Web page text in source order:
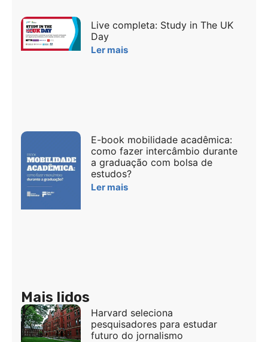
Live completa: Study in The UK
Day
Ler mais
E-book mobilidade acadêmica:
como fazer intercâmbio durante
a graduação com bolsa de
estudos?
Ler mais
Mais lidos
Harvard seleciona
pesquisadores para estudar
futuro do jornalismo